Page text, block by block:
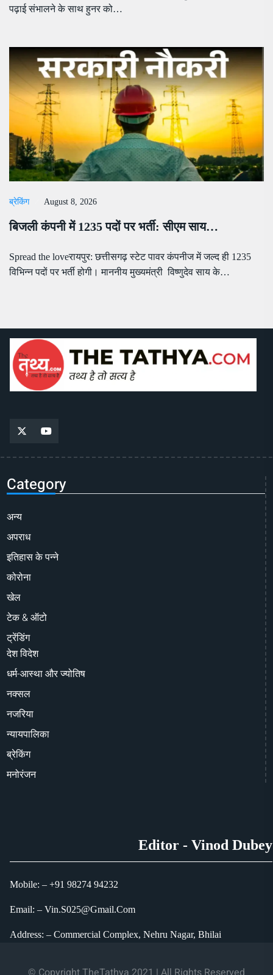
पढ़ाई संभालने के साथ हुनर को…
ब्रेकिंग August 8, 2026
बिजली कंपनी में 1235 पदों पर भर्ती: सीएम साय…
Spread the loveरायपुर: छत्तीसगढ़ स्टेट पावर कंपनीज में जल्द ही 1235
विभिन्न पदों पर भर्ती होगी। माननीय मुख्यमंत्री विष्णुदेव साय के…
Category
अन्य
अपराध
इतिहास के पन्ने
कोरोना
खेल
टेक & ऑटो
ट्रेंडिंग
देश विदेश
धर्म-आस्था और ज्योतिष
नक्सल
नजरिया
न्यायपालिका
ब्रेकिंग
मनोरंजन
Editor - Vinod Dubey
Mobile: – +91 98274 94232
Email: – Vin.S025@Gmail.Com
Address: – Commercial Complex, Nehru Nagar, Bhilai